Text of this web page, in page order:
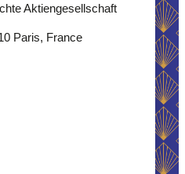
Aktiengesellschaft
Paris, France